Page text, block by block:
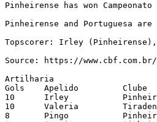
Pinheirense has won
Pinheirense and Portuguesa are
Topscorer: Irley
Source: https://
Artilharia
Gols 	Apelido        	Clube
10   	Irley          	Pinheirense-PA
10   	Valeria        	Tiradentes-PI
8    	Pingo          	Pinheirense-PA